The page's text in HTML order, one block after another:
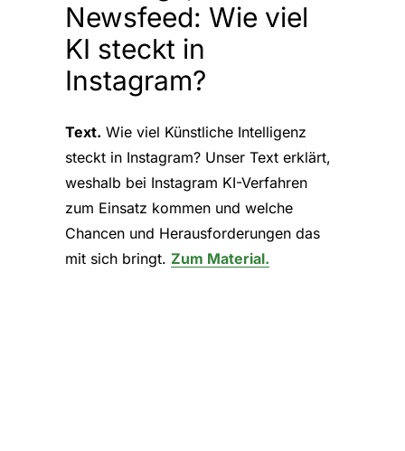
Newsfeed: Wie viel
KI steckt in
Instagram?
Text. Wie viel Künstliche Intelligenz
steckt in Instagram? Unser Text erklärt,
weshalb bei Instagram KI-Verfahren
zum Einsatz kommen und welche
Chancen und Herausforderungen das
mit sich bringt. Zum Material.